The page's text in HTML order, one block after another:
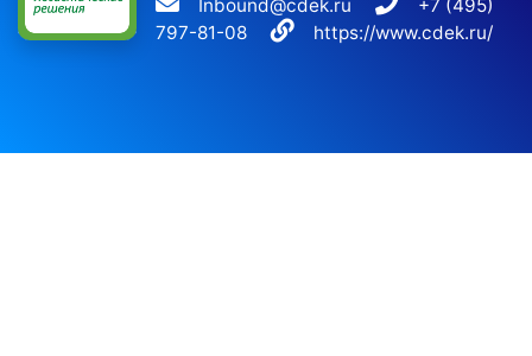
Inbound@cdek.ru
+7 (495)
797-81-08
https://www.cdek.ru/